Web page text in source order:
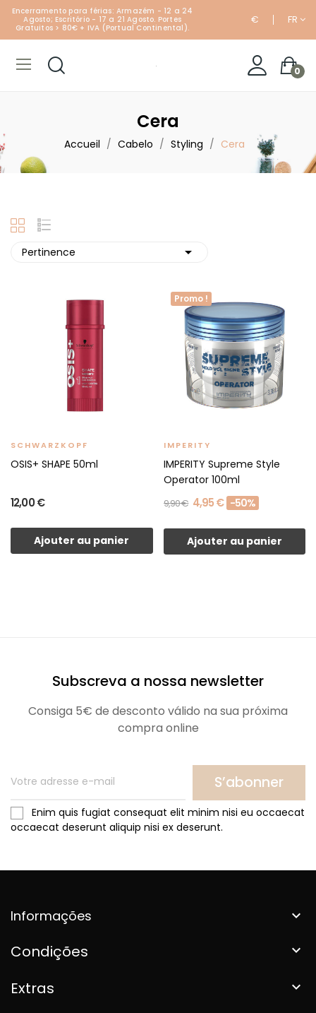
Encerramento para férias: Armazém - 12 a 24
Agosto; Escritório - 17 a 21 Agosto. Portes
Gratuitos > 80€ + IVA (Portual Continental).
€ FR
0
Cera
Accueil Cabelo Styling Cera
Pertinence 
SCHWARZKOPF
OSIS+ SHAPE 50ml
12,00 €
Ajouter au panier
Promo !
IMPERITY
IMPERITY Supreme Style
Operator 100ml
9,90 € 4,95 € -50%
Ajouter au panier
Subscreva a nossa newsletter
Consiga 5€ de desconto válido na sua próxima
compra online
S’abonner
Enim quis fugiat consequat elit minim nisi eu occaecat
occaecat deserunt aliquip nisi ex deserunt.
Informações 
Condições 
Extras 